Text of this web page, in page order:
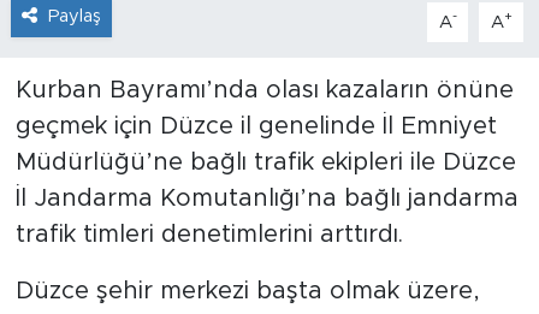
Paylaş A- A+
Kurban Bayramı’nda olası kazaların önüne
geçmek için Düzce il genelinde İl Emniyet
Müdürlüğü’ne bağlı trafik ekipleri ile Düzce
İl Jandarma Komutanlığı’na bağlı jandarma
trafik timleri denetimlerini arttırdı.
Düzce şehir merkezi başta olmak üzere,